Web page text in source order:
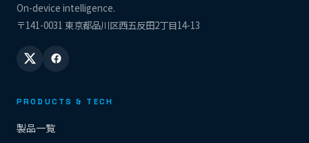
On-device intelligence.
〒141-0031 東京都品川区西五反田2丁目14-13
PRODUCTS & TECH
製品一覧